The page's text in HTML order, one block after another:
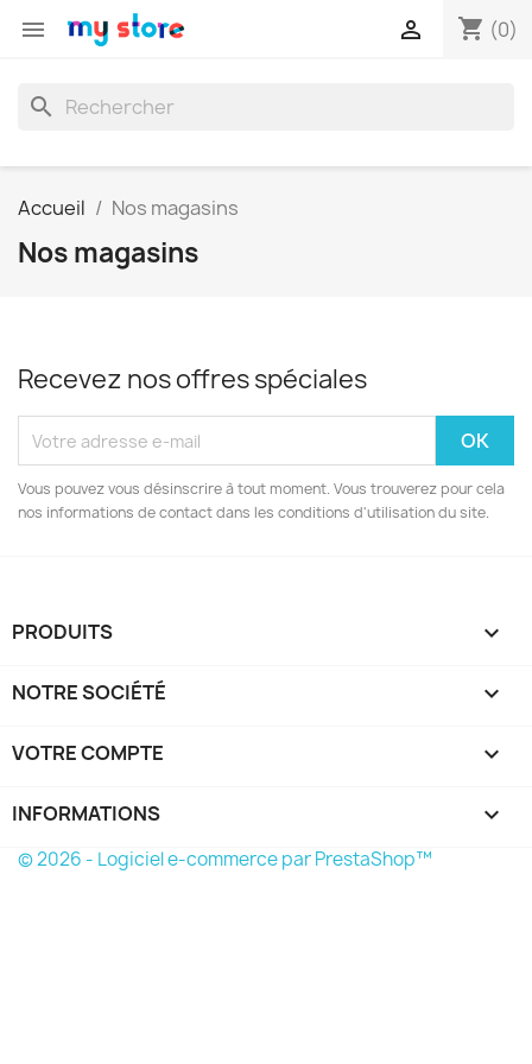
 shopping_cart (0)

search
Accueil Nos magasins
Nos magasins
Recevez nos offres spéciales
Vous pouvez vous désinscrire à tout moment. Vous trouverez pour cela
nos informations de contact dans les conditions d'utilisation du site.
PRODUITS 
NOTRE SOCIÉTÉ 
VOTRE COMPTE 
INFORMATIONS keyboard_arrow_down
© 2026 - Logiciel e-commerce par PrestaShop™